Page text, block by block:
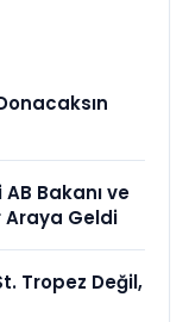
Bakanı ve
Araya Geldi
Tropez Değil,